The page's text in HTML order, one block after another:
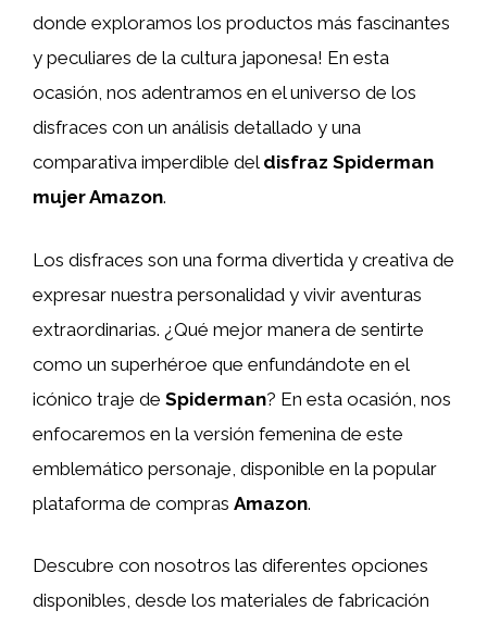
donde exploramos los productos más fascinantes
y peculiares de la cultura japonesa! En esta
ocasión, nos adentramos en el universo de los
disfraces con un análisis detallado y una
comparativa imperdible del disfraz Spiderman
mujer Amazon.
Los disfraces son una forma divertida y creativa de
expresar nuestra personalidad y vivir aventuras
extraordinarias. ¿Qué mejor manera de sentirte
como un superhéroe que enfundándote en el
icónico traje de Spiderman? En esta ocasión, nos
enfocaremos en la versión femenina de este
emblemático personaje, disponible en la popular
plataforma de compras Amazon.
Descubre con nosotros las diferentes opciones
disponibles, desde los materiales de fabricación